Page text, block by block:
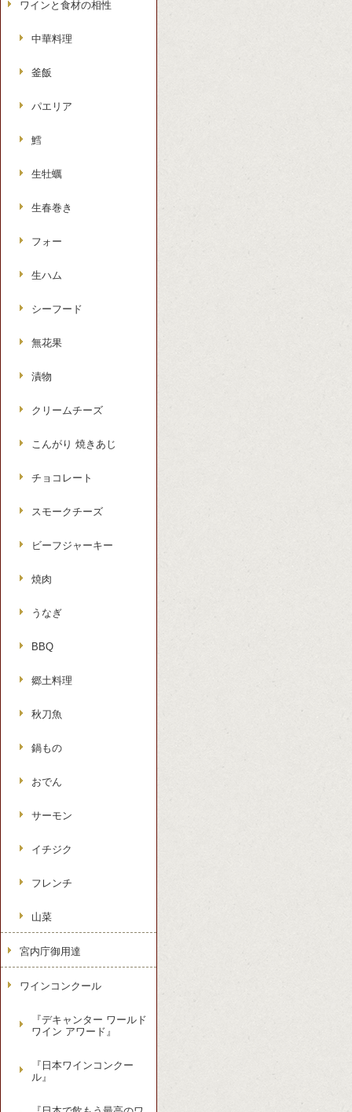
ワインと食材の相性
中華料理
釜飯
パエリア
鱈
生牡蠣
生春巻き
フォー
生ハム
シーフード
無花果
漬物
クリームチーズ
こんがり 焼きあじ
チョコレート
スモークチーズ
ビーフジャーキー
焼肉
うなぎ
BBQ
郷土料理
秋刀魚
鍋もの
おでん
サーモン
イチジク
フレンチ
山菜
宮内庁御用達
ワインコンクール
『デキャンター ワールド
ワイン アワード』
『日本ワインコンクー
ル』